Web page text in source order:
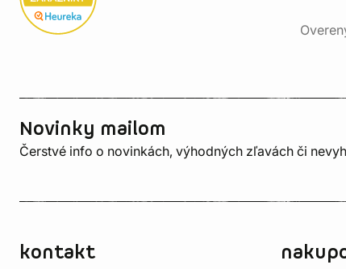
Novinky mailom
Čerstvé info o novinkách, výhodných zľavách či
kontakt